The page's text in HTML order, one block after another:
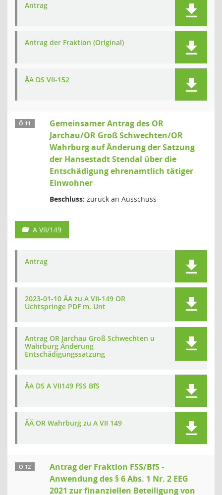
Antrag
Antrag der Fraktion (Original)
ÄA DS VII-152
Ö 11
Gemeinsamer Antrag des OR
Jarchau/OR Groß Schwechten/OR
Wahrburg auf Änderung der Satzung
der Hansestadt Stendal über die
Entschädigung ehrenamtlich tätiger
Einwohner
Beschluss: zurück an Ausschuss
A VII/149
Antrag
2023-01-10 ÄA zu A VII-149 OR
Uchtspringe PDF m. Unt
Antrag OR Jarchau Groß Schwechten u
Wahrburg Änderung
Entschädigungssatzung
ÄA DS A VII149 FSS BfS
ÄÄ OR Wahrburg zu A VII 149
Ö 12
Antrag der Fraktion FSS/BfS -
Anwendung des § 6 Abs. 1 Nr. 2 EEG
2021 zur finanziellen Beteiligung von